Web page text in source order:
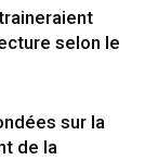
selon le
sur la
de la